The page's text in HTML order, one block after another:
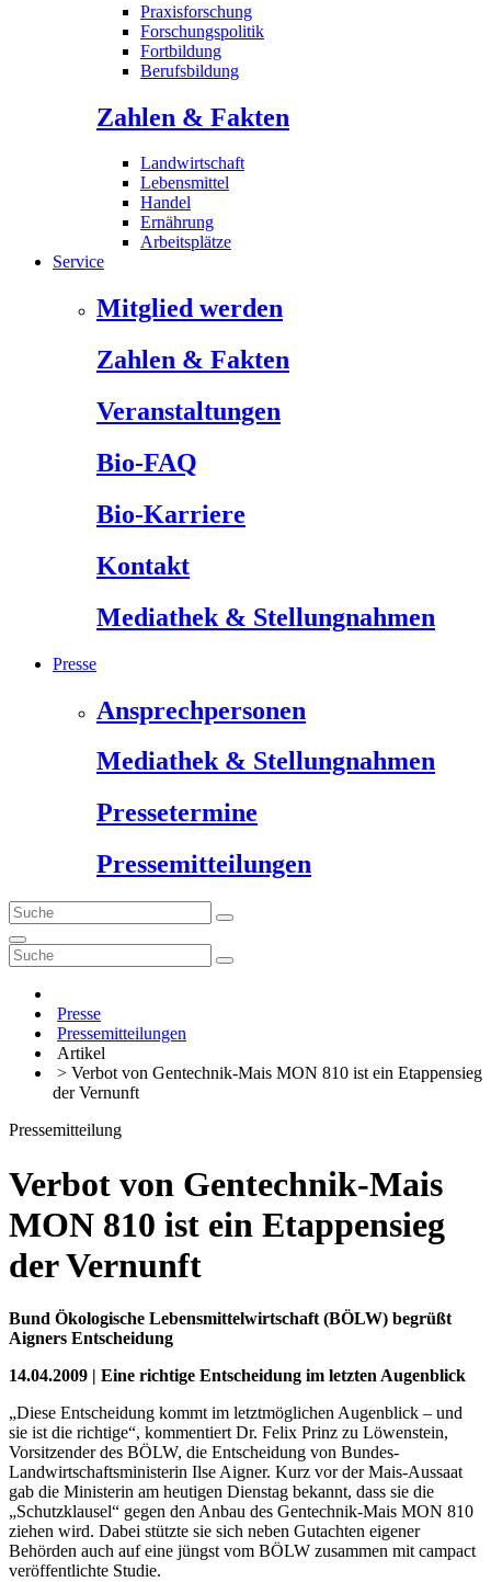
Praxisforschung
Forschungspolitik
Fortbildung
Berufsbildung
Zahlen & Fakten
Landwirtschaft
Lebensmittel
Handel
Ernährung
Arbeitsplätze
Service
Mitglied werden
Zahlen & Fakten
Veranstaltungen
Bio-FAQ
Bio-Karriere
Kontakt
Mediathek & Stellungnahmen
Presse
Ansprechpersonen
Mediathek & Stellungnahmen
Pressetermine
Pressemitteilungen
Presse
Pressemitteilungen
Artikel
> Verbot von Gentechnik-Mais MON 810 ist ein Etappensieg
der Vernunft
Pressemitteilung
Verbot von Gentechnik-Mais
MON 810 ist ein Etappensieg
der Vernunft
Bund Ökologische Lebensmittelwirtschaft (BÖLW) begrüßt
Aigners Entscheidung
14.04.2009 | Eine richtige Entscheidung im letzten Augenblick
„Diese Entscheidung kommt im letztmöglichen Augenblick – und
sie ist die richtige“, kommentiert Dr. Felix Prinz zu Löwenstein,
Vorsitzender des BÖLW, die Entscheidung von Bundes-
Landwirtschaftsministerin Ilse Aigner. Kurz vor der Mais-Aussaat
gab die Ministerin am heutigen Dienstag bekannt, dass sie die
„Schutzklausel“ gegen den Anbau des Gentechnik-Mais MON 810
ziehen wird. Dabei stützte sie sich neben Gutachten eigener
Behörden auch auf eine jüngst vom BÖLW zusammen mit campact
veröffentlichte Studie.